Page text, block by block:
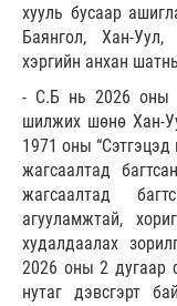
хууль бусаар
Баянгол, Хан-Уул,
хэргийн анхан
- С.Б нь 2026 оны
шилжих шөнө Хан-
1971 оны
жагсаалтад
жагсаалтад
агууламжтай,
худалдаалах
2026 оны 2 дугаар
нутаг дэвсгэрт